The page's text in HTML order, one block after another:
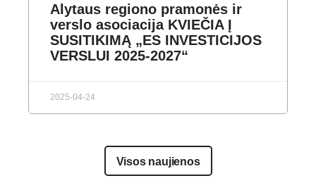
Alytaus regiono pramonės ir
verslo asociacija KVIEČIA Į
SUSITIKIMĄ „ES INVESTICIJOS
VERSLUI 2025-2027“
2025-04-24
Visos naujienos